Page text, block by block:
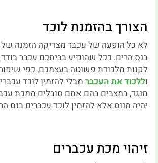
הצורך בהזמנת לוכד
לא כל הופעה של עכבר מצדיקה הזמנה של
בנס הרים. ככל שהופיע בביתכם עכבר בודד
לקנות מלכודת פשוטה בעצמכם, כפי
וללכוד את העכבר מבלי להזמין לוכד
מנגד, במצבים בהם אתם סובלים ממכת
יהיה מנוס אלא להזמין לוכד עכברים בנס
זיהוי מכת עכברים